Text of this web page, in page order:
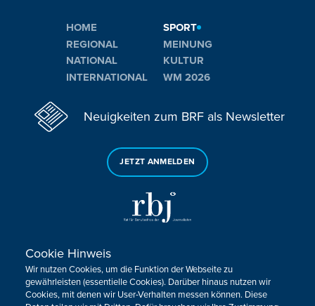
HOME
REGIONAL
NATIONAL
INTERNATIONAL
SPORT
MEINUNG
KULTUR
WM 2026
Neuigkeiten zum BRF als Newsletter
JETZT ANMELDEN
Sie haben noch Fragen oder Anmerkungen?
KONTAKTIEREN SIE UNS!
Cookie Hinweis
Wir nutzen Cookies, um die Funktion der Webseite zu
gewährleisten (essentielle Cookies). Darüber hinaus nutzen wir
Cookies, mit denen wir User-Verhalten messen können. Diese